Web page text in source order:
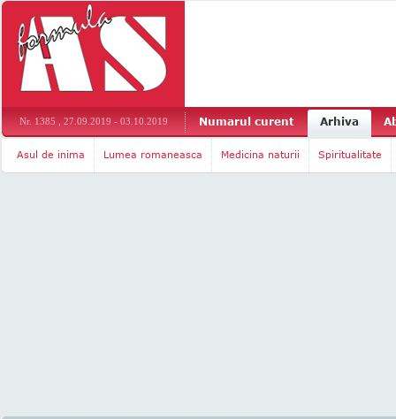
Nr. 1385 , 27.09.2019 - 03.10.2019 Numarul curent Arhiva
Asul de inima Lumea romaneasca Medicina naturii Spiritualitate